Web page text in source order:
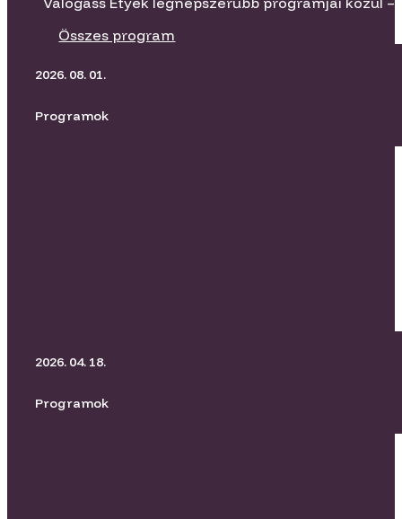
Összes program
2026. 08. 01.
Programok
BORító Kertmozi I Üvegtigris
2026. 04. 18.
Programok